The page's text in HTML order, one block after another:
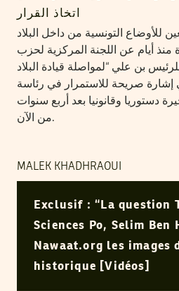
اتخاذ القرار
للأوضاع التونسية من داخل البلاد
منذ أيام عن اللجنة المركزية لحزب
بن علي “لمواصلة قيادة البلاد
إشارة صريحة للاستمرار في رئاسة
دستوريا وقانونيا بعد أربع سنوات
من الآن.
MALEK KHADHRAOUI
Exclusif : “La question
Sciences Po, Selim Ben
Nawaat.org les images
historique [Vidéos]